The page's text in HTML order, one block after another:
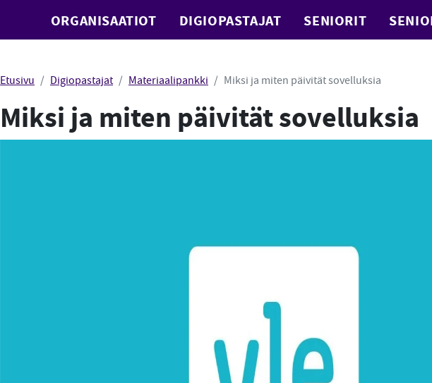
ORGANISAATIOT DIGIOPASTAJAT SENIORIT
Etusivu Digiopastajat Materiaalipankki Miksi ja miten päivität sovelluksia
Miksi ja miten päivität sovelluksia